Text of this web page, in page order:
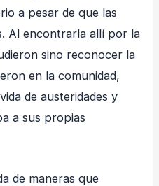
a pesar de que las
Al encontrarla allí por la
sino reconocer la
en la comunidad,
de austeridades y
a sus propias
de maneras que